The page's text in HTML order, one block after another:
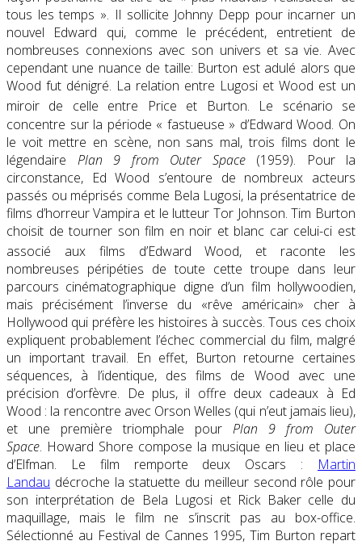
tous les temps ». Il sollicite Johnny Depp pour incarner un
nouvel Edward qui, comme le précédent, entretient de
nombreuses connexions avec son univers et sa vie. Avec
cependant une nuance de taille: Burton est adulé alors que
Wood fut dénigré. La relation entre Lugosi et Wood est un
miroir de celle entre Price et Burton. Le scénario se
concentre sur la période « fastueuse » d’Edward Wood. On
le voit mettre en scène, non sans mal, trois films dont le
légendaire Plan 9 from Outer Space(1959). Pour la
circonstance, Ed Wood s’entoure de nombreux acteurs
passés ou méprisés comme Bela Lugosi, la présentatrice de
films d’horreur Vampira et le lutteur Tor Johnson. Tim Burton
choisit de tourner son film en noir et blanc car celui-ci est
associé aux films d’Edward Wood, et raconte les
nombreuses péripéties de toute cette troupe dans leur
parcours cinématographique digne d’un film hollywoodien,
mais précisément l’inverse du «rêve américain» cher à
Hollywood qui préfère les histoires à succès. Tous ces choix
expliquent probablement l’échec commercial du film, malgré
un important travail. En effet, Burton retourne certaines
séquences, à l’identique, des films de Wood avec une
précision d’orfèvre. De plus, il offre deux cadeaux à Ed
Wood : la rencontre avec Orson Welles (qui n’eut jamais lieu),
et une première triomphale pour Plan 9 from Outer
Space. Howard Shore compose la musique en lieu et place
d’Elfman. Le film remporte deux Oscars : Martin
Landau décroche la statuette du meilleur second rôle pour
son interprétation de Bela Lugosi et Rick Baker celle du
maquillage, mais le film ne s’inscrit pas au box-office.
Sélectionné au Festival de Cannes 1995, Tim Burton repart